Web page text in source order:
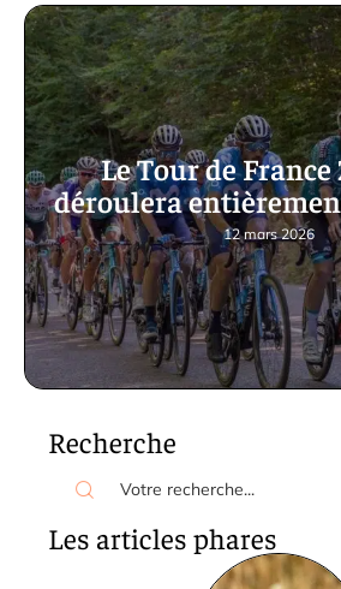
Le Tour de France
déroulera
12 mars 2026
Recherche
Les articles phares